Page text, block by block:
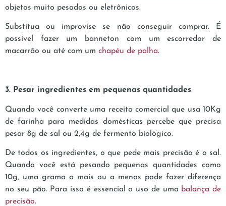
objetos muito pesados ou eletrônicos.
Substitua ou improvise se não conseguir comprar. É
possível fazer um banneton com um escorredor de
macarrão ou até com um chapéu de palha.
3. Pesar ingredientes em pequenas quantidades
Quando você converte uma receita comercial que usa 10Kg
de farinha para medidas domésticas percebe que precisa
pesar 8g de sal ou 2,4g de fermento biológico.
De todos os ingredientes, o que pede mais precisão é o sal.
Quando você está pesando pequenas quantidades como
10g, uma grama a mais ou a menos pode fazer diferença
no seu pão. Para isso é essencial o uso de uma balança de
precisão.